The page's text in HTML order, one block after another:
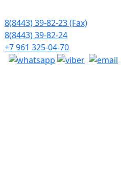
8(8443) 39-82-23 (Fax)
8(8443) 39-82-24
+7 961 325-04-70